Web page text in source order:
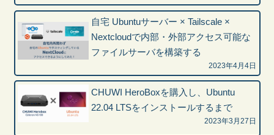
自宅 Ubuntuサーバー × Tailscale ×
Nextcloudで内部・外部アクセス可能な
ファイルサーバを構築する
2023年4月4日
CHUWI HeroBoxを購入し、Ubuntu
22.04 LTSをインストールするまで
2023年3月27日